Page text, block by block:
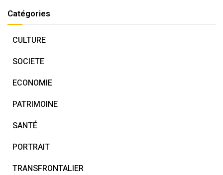
Catégories
CULTURE
SOCIETE
ECONOMIE
PATRIMOINE
SANTÉ
PORTRAIT
TRANSFRONTALIER